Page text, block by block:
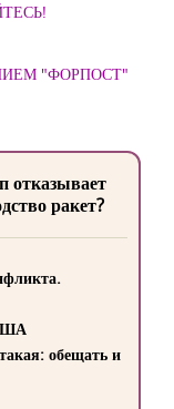
"ФОРПОСТ"
отказывает
ракет?
обещать и